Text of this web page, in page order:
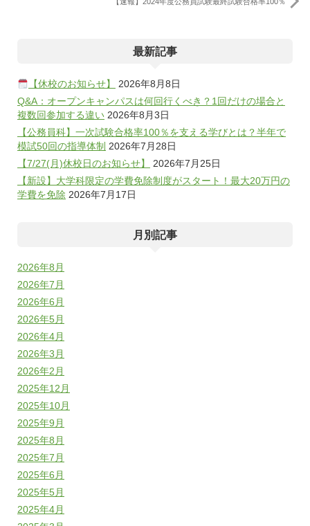
最新記事
【休校のお知らせ】
2026年8月8日
Q&A：オープンキャンパスは何回行くべき？1回だけの場合と
複数回参加する違い 2026年8月3日
【公務員科】一次試験合格率100％を支える学びとは？半年で
模試50回の指導体制 2026年7月28日
【7/27(月)休校日のお知らせ】
2026年7月25日
【新設】大学科限定の学費免除制度がスタート！最大20万円の
学費を免除 2026年7月17日
月別記事
2026年8月
2026年7月
2026年6月
2026年5月
2026年4月
2026年3月
2026年2月
2025年12月
2025年10月
2025年9月
2025年8月
2025年7月
2025年6月
2025年5月
2025年4月